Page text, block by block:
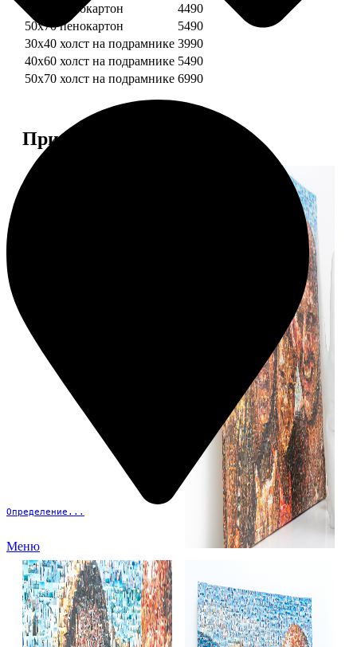
Определение...
Меню
40х60 пенокартон
4490
50х70 пенокартон
5490
30х40 холст на подрамнике 3990
40х60 холст на подрамнике 5490
50х70 холст на подрамнике 6990
Примеры работ